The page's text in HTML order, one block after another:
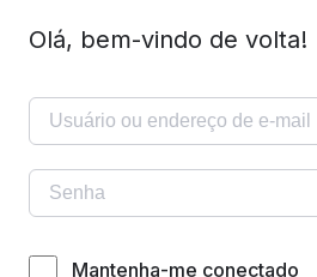
Olá, bem-vindo de volta!
Mantenha-me conectado